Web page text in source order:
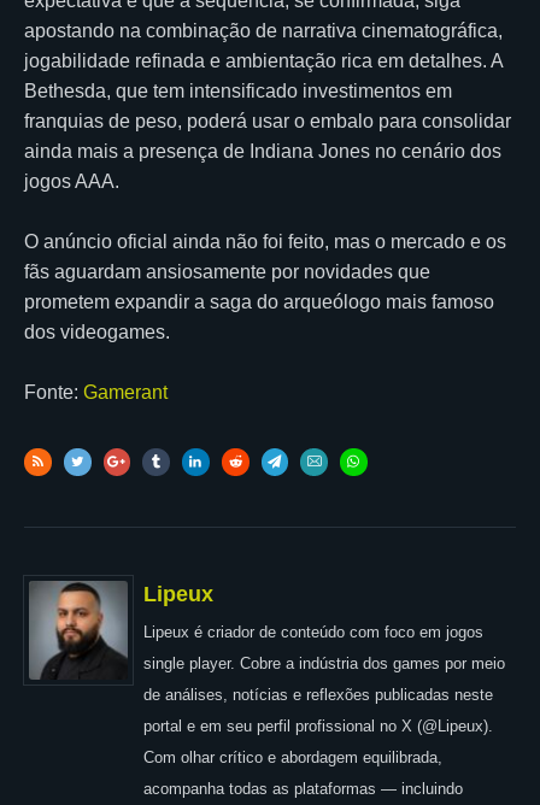
apostando na combinação de narrativa cinematográfica,
jogabilidade refinada e ambientação rica em detalhes. A
Bethesda, que tem intensificado investimentos em
franquias de peso, poderá usar o embalo para consolidar
ainda mais a presença de Indiana Jones no cenário dos
jogos AAA.
O anúncio oficial ainda não foi feito, mas o mercado e os
fãs aguardam ansiosamente por novidades que
prometem expandir a saga do arqueólogo mais famoso
dos videogames.
Fonte: Gamerant
Lipeux
Lipeux é criador de conteúdo com foco em jogos
single player. Cobre a indústria dos games por meio
de análises, notícias e reflexões publicadas neste
portal e em seu perfil profissional no X (@Lipeux).
Com olhar crítico e abordagem equilibrada,
acompanha todas as plataformas — incluindo